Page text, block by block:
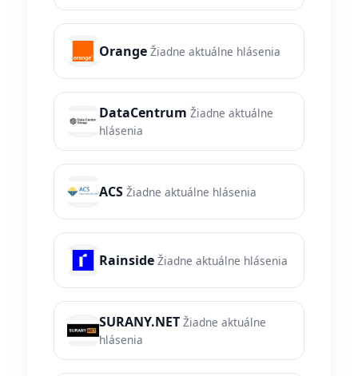
Orange Žiadne aktuálne hlásenia
DataCentrum Žiadne aktuálne
hlásenia
ACS Žiadne aktuálne hlásenia
Rainside Žiadne aktuálne hlásenia
SURANY.NET Žiadne aktuálne
hlásenia